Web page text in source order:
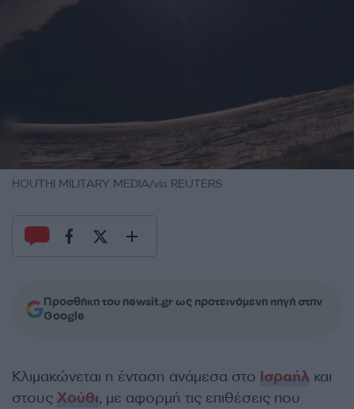
HOUTHI MILITARY MEDIA/via REUTERS
Προσθήκη του newsit.gr ως προτεινόμενη πηγή στην
Google
Κλιμακώνεται η ένταση ανάμεσα στο Ισραήλ και
στους Χούθι, με αφορμή τις επιθέσεις που